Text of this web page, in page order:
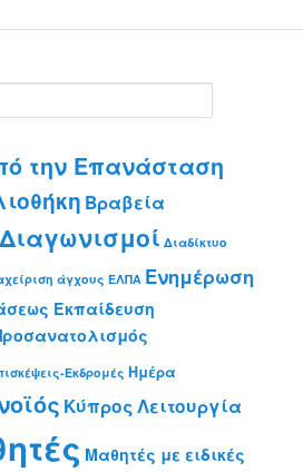
την Επανάσταση
Βραβεία
Διαγωνισμοί Διαδίκτυο
άγχους ΕΛΠΑ Ενημέρωση
Εκπαίδευση
Εκδρομές Ημέρα
ΚύπροςΛειτουργία
Μαθητές με ειδικές